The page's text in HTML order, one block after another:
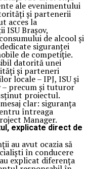
ale evenimentului
și partenerii
acces la
ISU Brașov,
de alcool și
siguranței
de competiție.
datorită unei
și parteneri
locale – IPJ, ISU și
– precum și tuturor
proiectul.
clar: siguranța
întreaga
Manager.
explicate direct de
au avut ocazia să
în conducere
explicat diferența